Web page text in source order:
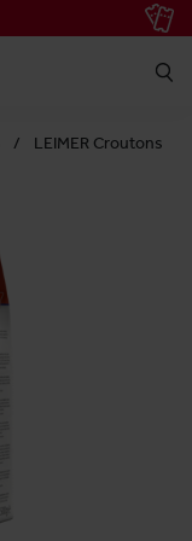
SUCHEN
LEIMER Croutons